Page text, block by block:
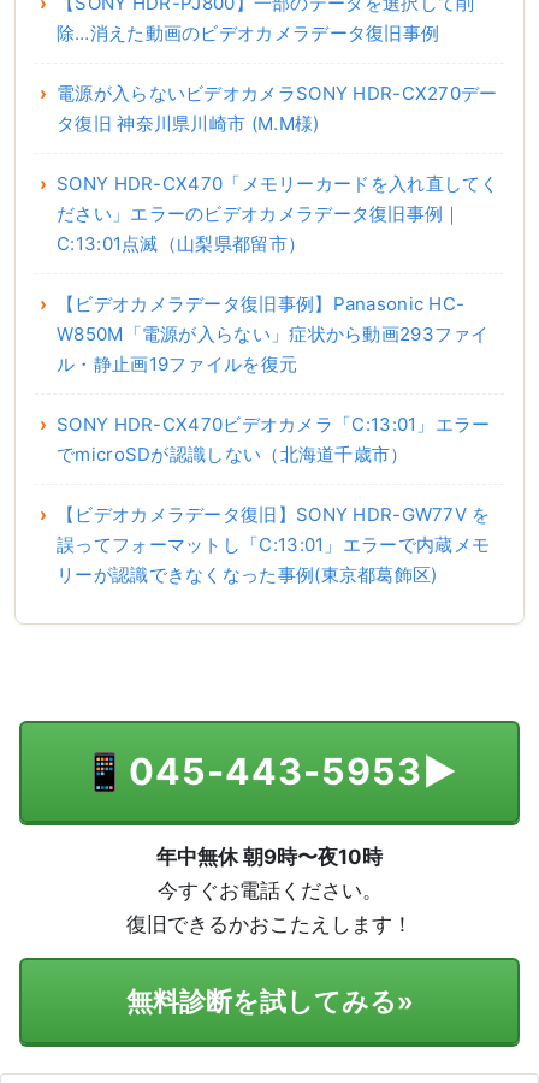
除…消えた動画のビデオカメラデータ復旧事例
電源が入らないビデオカメラSONY HDR-CX270デー
タ復旧 神奈川県川崎市 (M.M様)
SONY HDR-CX470「メモリーカードを入れ直してく
ださい」エラーのビデオカメラデータ復旧事例｜
C:13:01点滅（山梨県都留市）
【ビデオカメラデータ復旧事例】Panasonic HC-
W850M「電源が入らない」症状から動画293ファイ
ル・静止画19ファイルを復元
SONY HDR-CX470ビデオカメラ「C:13:01」エラー
でmicroSDが認識しない（北海道千歳市）
【ビデオカメラデータ復旧】SONY HDR-GW77V を
誤ってフォーマットし「C:13:01」エラーで内蔵メモ
リーが認識できなくなった事例(東京都葛飾区)
📱 045-443-5953▶
年中無休 朝9時〜夜10時
今すぐお電話ください。
復旧できるかおこたえします！
無料診断を試してみる»